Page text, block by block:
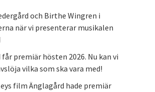
och Birthe Wingren i
när vi presenterar musikalen
premiär hösten 2026. Nu kan vi
vilka som ska vara med!
film Änglagård hade premiär